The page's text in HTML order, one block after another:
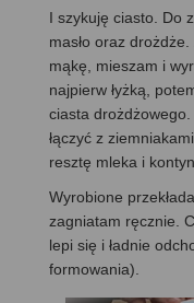
I szykuję ciasto. Do
masło oraz
mąkę, mieszam i
najpierw łyżką,
ciasta
łączyć z
resztę mleka i
Wyrobione
zagniatam ręcznie.
lepi się i ładnie
formowania).